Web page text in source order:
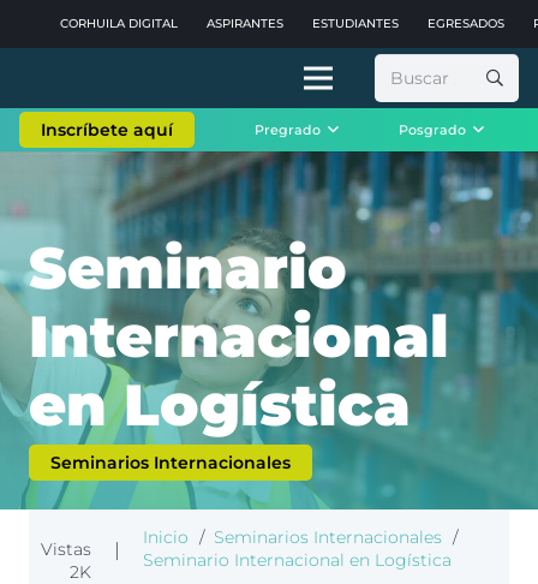
CORHUILA DIGITAL ASPIRANTES ESTUDIANTES EGRESADOS
Buscar:
Inscríbete aquí Pregrado Posgrado
Seminario
Internacional
en Logística
Seminarios Internacionales
Vistas
2K
|
Inicio / Seminarios Internacionales /
Seminario Internacional en Logística